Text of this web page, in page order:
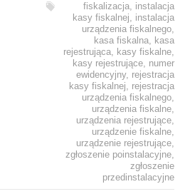
fiskalizacja, instalacja
kasy fiskalnej, instalacja
urządzenia fiskalnego,
kasa fiskalna, kasa
rejestrująca, kasy fiskalne,
kasy rejestrujące, numer
ewidencyjny, rejestracja
kasy fiskalnej, rejestracja
urządzenia fiskalnego,
urządzenia fiskalne,
urządzenia rejestrujące,
urządzenie fiskalne,
urządzenie rejestrujące,
zgłoszenie poinstalacyjne,
zgłoszenie
przedinstalacyjne